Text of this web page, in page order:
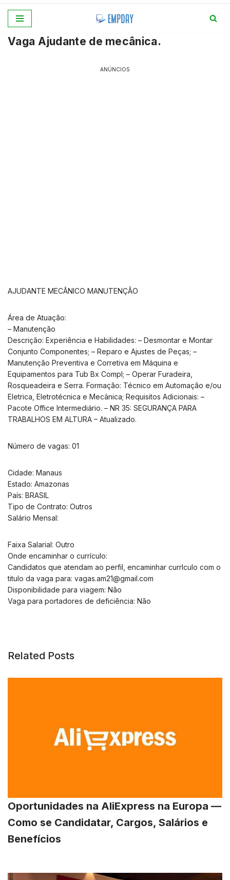
para
Vaga Ajudante de mecânica.
ANÚNCIOS
AJUDANTE MECÂNICO MANUTENÇÃO
Área de Atuação:
– Manutenção
Descrição: Experiência e Habilidades: – Desmontar e Montar
Conjunto Componentes; – Reparo e Ajustes de Peças; –
Manutenção Preventiva e Corretiva em Máquina e
Equipamentos para Tub Bx Compl; – Operar Furadeira,
Rosqueadeira e Serra. Formação: Técnico em Automação e/ou
Eletrica, Eletrotécnica e Mecânica; Requisitos Adicionais: –
Pacote Office Intermediário. – NR 35: SEGURANÇA PARA
TRABALHOS EM ALTURA – Atualizado.
Número de vagas: 01
Cidade: Manaus
Estado: Amazonas
País: BRASIL
Tipo de Contrato: Outros
Salário Mensal:
Faixa Salarial: Outro
Onde encaminhar o currículo:
Candidatos que atendam ao perfil, encaminhar currIculo com o
titulo da vaga para: vagas.am21@gmail.com
Disponibilidade para viagem: Não
Vaga para portadores de deficiência: Não
Related Posts
Oportunidades na AliExpress na Europa —
Como se Candidatar, Cargos, Salários e
Benefícios